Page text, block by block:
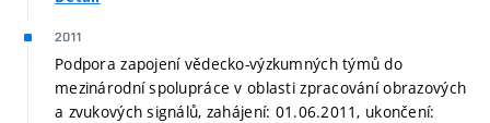
2011
Podpora zapojení vědecko-výzkumných týmů do
mezinárodní spolupráce v oblasti zpracování obrazových
a zvukových signálů, zahájení: 01.06.2011, ukončení: